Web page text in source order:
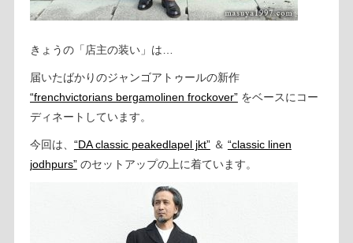
きょうの「店主の装い」は…
届いたばかりのジャンゴアトゥールの新作
“frenchvictorians bergamolinen frockover”をベースにコー
ディネートしています。
今回は、 “DA classic peakedlapel jkt”＆ “classic linen
jodhpurs”のセットアップの上に着ています。